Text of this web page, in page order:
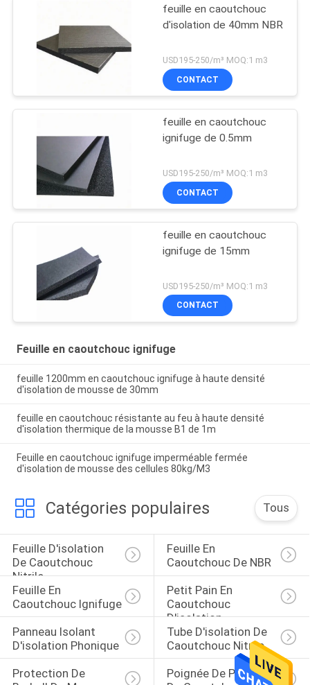
feuille en caoutchouc
d'isolation de 40mm NBR
USD195-250/m³ MOQ:1 m3
CONTACT
feuille en caoutchouc
ignifuge de 0.5mm
USD195-250/m³ MOQ:1 m3
CONTACT
feuille en caoutchouc
ignifuge de 15mm
USD195-250/m³ MOQ:1 m3
CONTACT
Feuille en caoutchouc ignifuge
feuille 1200mm en caoutchouc ignifuge à haute densité
d'isolation de mousse de 30mm
feuille en caoutchouc résistante au feu à haute densité
d'isolation thermique de la mousse B1 de 1m
Feuille en caoutchouc ignifuge imperméable fermée
d'isolation de mousse des cellules 80kg/M3
Catégories populaires Tous
Feuille D'isolation
De Caoutchouc
Nitrile
Feuille En
Caoutchouc De NBR
Feuille En
Caoutchouc Ignifuge
Petit Pain En
Caoutchouc
D'isolation
Panneau Isolant
D'isolation Phonique
Tube D'isolation De
Caoutchouc Nitrile
Protection De
Poignée De Poignée